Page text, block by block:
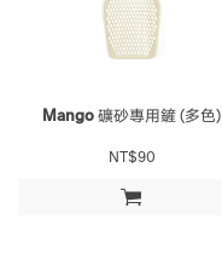
加入購物車
Mango礦砂專用鏟 (多色)
NT$90